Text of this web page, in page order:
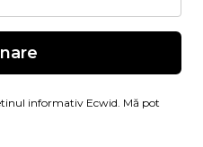
informativ Ecwid. Mă pot